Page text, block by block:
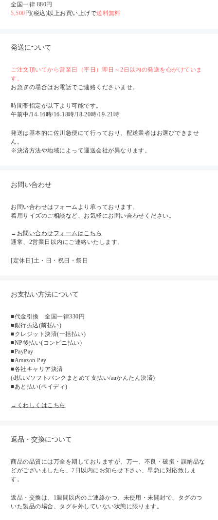
全国一律 880円
5,500 円(税込)以上お買い上げで送料無料
発送について
ご注文頂いてから営業日（平日）即日～2日以内の発送を心がけていま
す。
お急ぎの場合はお電話でご連絡くださいませ。
時間帯指定が以下より可能です。
午前中/14-16時/16-18時/18-20時/19-21時
発送は基本的に佐川急便にて行っており、配送業者はお選びできませ
ん。
※決済方法や地域によって運送会社が異なります。
お問い合わせ
お問い合わせはフォームより承っております。
着用サイズのご相談など、お気軽にお問い合わせください。
→ お問い合わせフォームはこちら
通常、2営業日以内にご連絡いたします。
[定休日]土・日・祝日・祭日
お支払い方法について
■代金引換 全国一律330円
■銀行振込(前払い)
■クレジット決済(一括払い)
■NP後払い(コンビニ払い)
■PayPay
■Amazon Pay
■各社キャリア決済
(d払い/ソフトバンクまとめて支払い/auかんたん決済)
■あと払い(ペイディ)
→くわしくはこちら
返品・交換について
商品の品質には万全を期しておりますが、万一、不良・破損・誤納品な
どがございましたら、7日以内にお知らせ下さい、早急に対応致しま
す。
返品・交換は、1週間以内のご連絡かつ、未使用・未開封で、タグのつ
いた製品の場合、タグを外していない状態に限ります。